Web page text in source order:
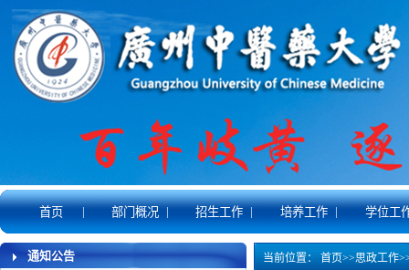
首页 | 部门概况 | 招生工作 | 培养工作 | 学位工
通知公告 当前位置： 首页>>思政工作